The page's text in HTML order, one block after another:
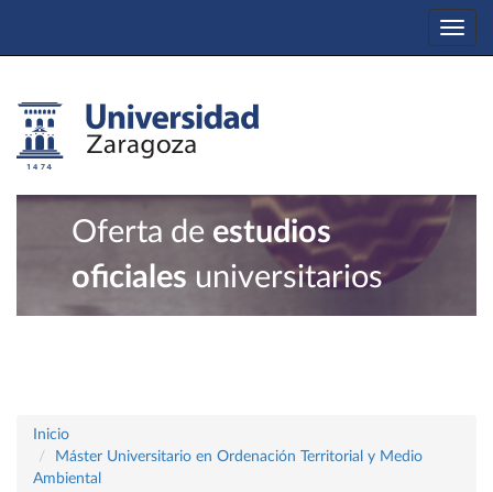
Oferta de estudios
oficiales universitarios
Inicio
Máster Universitario en Ordenación Territorial y Medio
Ambiental